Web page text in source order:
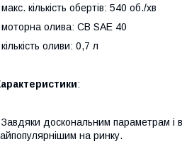
макс. кількість обертів: 540 об./хв
моторна олива: CB SAE 40
кількість оливи: 0,7 л
:
Завдяки доскональним параметрам і
на ринку.